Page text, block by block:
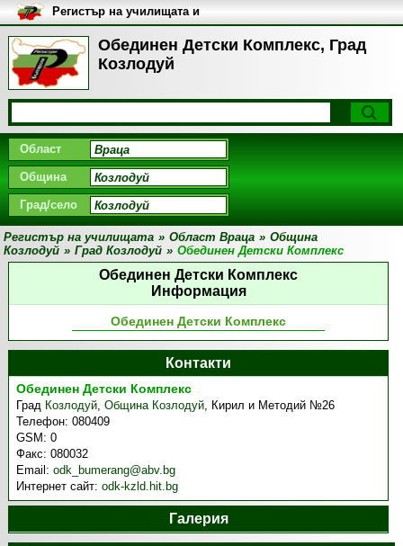
Обeдинен Детски Комплекс, Град
Козлодуй
Регистър на училищата и
университетите в България
Област
Община
Град/село
Регистър на училищата » Област Враца » Община
Козлодуй » Град Козлодуй » Обeдинен Детски Комплекс
Обeдинен Детски Комплекс
Информация
Обeдинен Детски Комплекс
Контакти
Обeдинен Детски Комплекс
Град Козлодуй,Община Козлодуй, Кирил и Методий №26
Телефон:080409
GSM:0
Факс:080032
Email:odk_bumerang@abv.bg
Интернет сайт:odk-kzld.hit.bg
Галерия